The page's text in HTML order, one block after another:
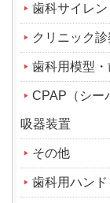
歯科サイレ
クリニック
歯科用模型
CPAP（シー
吸器装置
その他
歯科用ハンド